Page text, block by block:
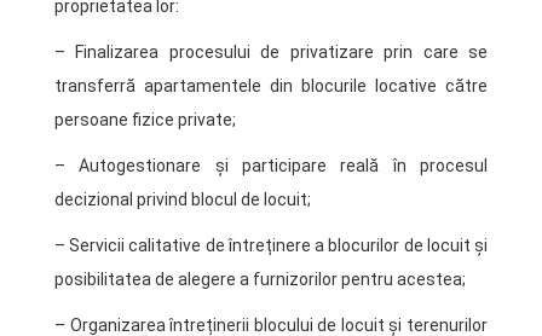
proprietatea lor:
– Finalizarea procesului de privatizare prin care se
transferră apartamentele din blocurile locative către
persoane fizice private;
– Autogestionare și participare reală în procesul
decizional privind blocul de locuit;
– Servicii calitative de întreținere a blocurilor de locuit și
posibilitatea de alegere a furnizorilor pentru acestea;
– Organizarea întreținerii blocului de locuit și terenurilor